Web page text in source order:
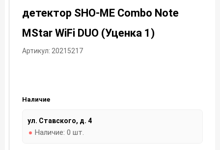
детектор SHO-ME Combo Note
MStar WiFi DUO (Уценка 1)
Артикул: 20215217
Наличие
ул. Ставского, д. 4
Наличие: 0 шт.